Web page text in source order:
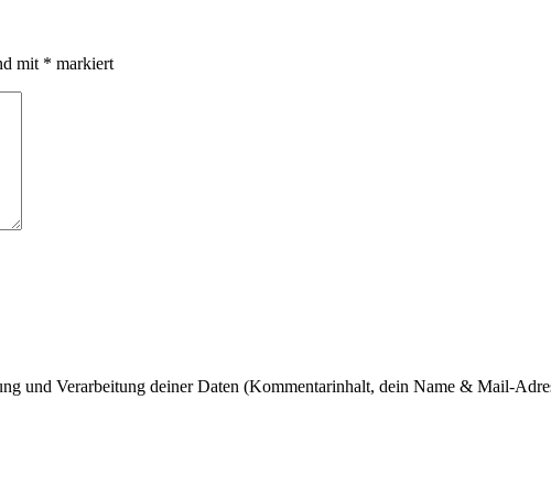
mit * markiert
und Verarbeitung deiner Daten (Kommentarinhalt, dein Name & Mail-